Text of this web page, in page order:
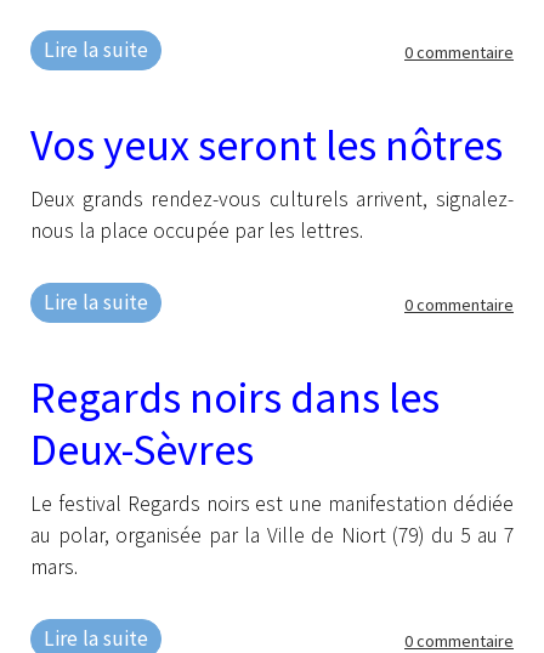
Lire la suite 0 commentaire
Vos yeux seront les nôtres
Deux grands rendez-vous culturels arrivent, signalez-
nous la place occupée par les lettres.
Lire la suite 0 commentaire
Regards noirs dans les
Deux-Sèvres
Le festival Regards noirs est une manifestation dédiée
au polar, organisée par la Ville de Niort (79) du 5 au 7
mars.
Lire la suite 0 commentaire